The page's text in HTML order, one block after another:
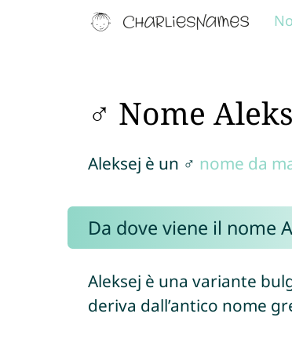
♂ Nome
Aleksej è un ♂ nome da
Da dove viene il nome
Aleksej è una variante
deriva dall’antico nome